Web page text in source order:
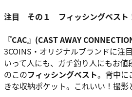
注目 その１ フィッシングベスト
『CAC』(CAST AWAY
3COINS・オリジナルブランドに
いって人にも、ガチ釣り人にもお
のこのフィッシングベスト。背中に
きな収納ポケット。これいい！撮影